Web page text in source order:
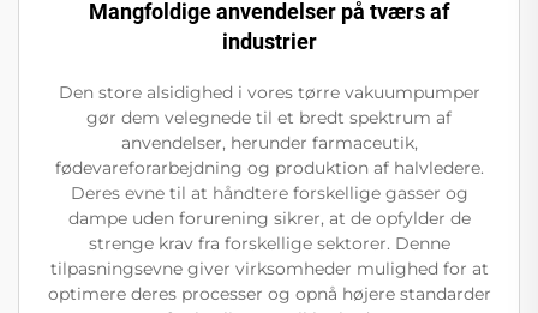
Mangfoldige anvendelser på tværs af
industrier
Den store alsidighed i vores tørre vakuumpumper
gør dem velegnede til et bredt spektrum af
anvendelser, herunder farmaceutik,
fødevareforarbejdning og produktion af halvledere.
Deres evne til at håndtere forskellige gasser og
dampe uden forurening sikrer, at de opfylder de
strenge krav fra forskellige sektorer. Denne
tilpasningsevne giver virksomheder mulighed for at
optimere deres processer og opnå højere standarder